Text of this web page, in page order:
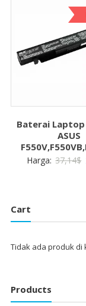
Baterai
ASUS
Harga: 37,14$
Cart
Tidak ada produk di
Products